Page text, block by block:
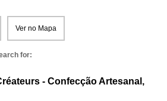
Ver no Mapa
for:
- Confecção Artesanal,